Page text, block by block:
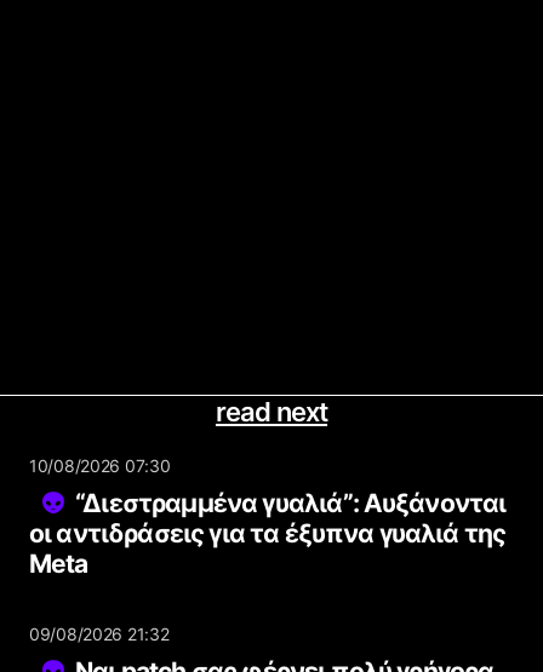
read next
10/08/2026 07:30
“Διεστραμμένα γυαλιά”: Αυξάνονται
οι αντιδράσεις για τα έξυπνα γυαλιά της
Meta
09/08/2026 21:32